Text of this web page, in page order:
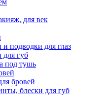
для век
подводки для глаз
губ
под тушь
бровей
блески для губ